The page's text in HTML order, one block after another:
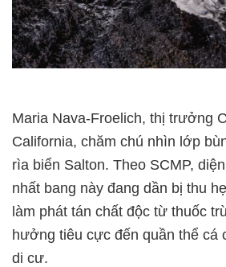
Maria Nava-Froelich, thị trưởng
California, chăm chú nhìn lớp
rìa biển Salton. Theo SCMP,
nhất bang này đang dần bị thu
làm phát tán chất độc từ thuốc
hưởng tiêu cực đến quần thể cá
di cư.